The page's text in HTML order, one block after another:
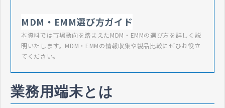
MDM・EMM選び方ガイド
本資料では市場動向を踏まえたMDM・EMMの選び方を詳しく説
明いたします。MDM・EMMの情報収集や製品比較にぜひお役立
てください。
業務用端末とは